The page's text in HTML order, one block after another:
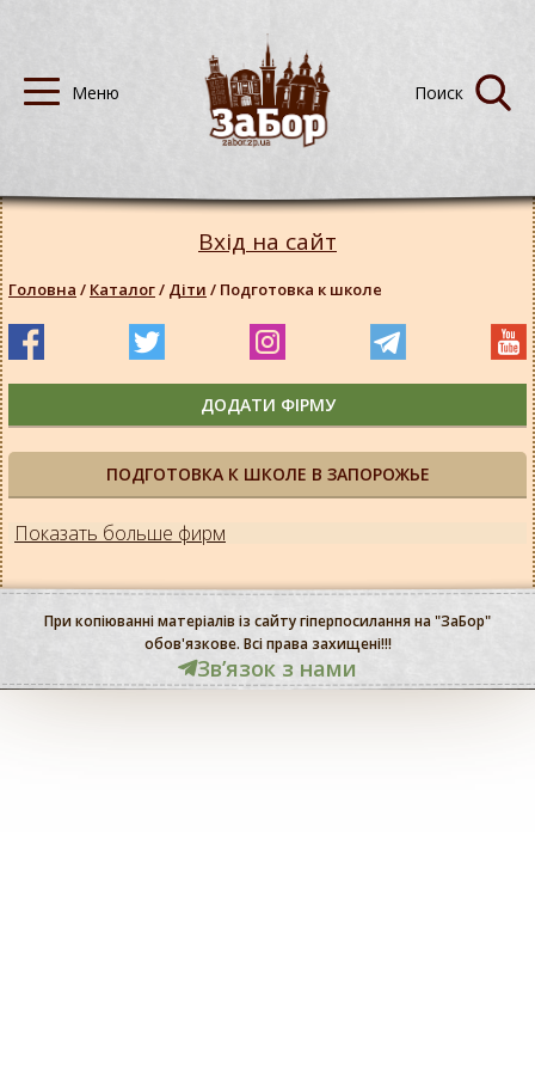
ПОДГОТОВКА К ШКОЛЕ В ЗАПОРОЖЬЕ
Показать больше фирм
Вхід на сайт
Головна / Каталог/ Діти / Подготовка к школе
ДОДАТИ ФІРМУ
При копіюванні матеріалів із сайту гіперпосилання на "ЗаБор"
обов'язкове. Всі права захищені!!!
Звʼязок з нами